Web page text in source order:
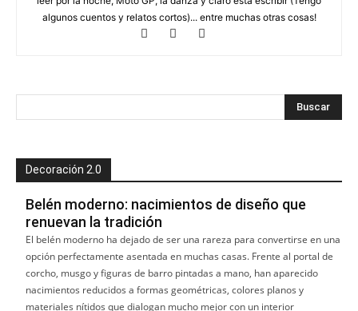
algunos cuentos y relatos cortos)... entre muchas otras cosas!
Decoración 2.0
Belén moderno: nacimientos de diseño que
renuevan la tradición
El belén moderno ha dejado de ser una rareza para convertirse en una
opción perfectamente asentada en muchas casas. Frente al portal de
corcho, musgo y figuras de barro pintadas a mano, han aparecido
nacimientos reducidos a formas geométricas, colores planos y
materiales nítidos que dialogan mucho mejor con un interior